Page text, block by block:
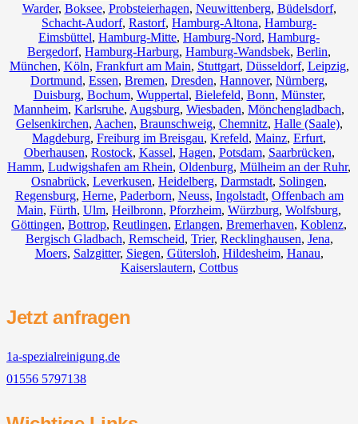
Warder, Boksee, Probsteierhagen, Neuwittenberg, Büdelsdorf,
Schacht-Audorf, Rastorf, Hamburg-Altona, Hamburg-
Eimsbüttel, Hamburg-Mitte, Hamburg-Nord, Hamburg-
Bergedorf, Hamburg-Harburg, Hamburg-Wandsbek, Berlin,
München, Köln, Frankfurt am Main, Stuttgart, Düsseldorf, Leipzig,
Dortmund, Essen, Bremen, Dresden, Hannover, Nürnberg,
Duisburg, Bochum, Wuppertal, Bielefeld, Bonn, Münster,
Mannheim, Karlsruhe, Augsburg, Wiesbaden, Mönchengladbach,
Gelsenkirchen, Aachen, Braunschweig, Chemnitz⁠, Halle (Saale),
Magdeburg, Freiburg im Breisgau, Krefeld, Mainz, Erfurt,
Oberhausen, Rostock, Kassel, Hagen, Potsdam, Saarbrücken,
Hamm, Ludwigshafen am Rhein, Oldenburg, Mülheim an der Ruhr,
Osnabrück, Leverkusen, Heidelberg, Darmstadt, Solingen,
Regensburg, Herne, Paderborn, Neuss, Ingolstadt, Offenbach am
Main, Fürth, Ulm, Heilbronn, Pforzheim, Würzburg, Wolfsburg,
Göttingen, Bottrop, Reutlingen, Erlangen, Bremerhaven, Koblenz,
Bergisch Gladbach, Remscheid, Trier, Recklinghausen, Jena,
Moers, Salzgitter, Siegen, Gütersloh, Hildesheim, Hanau,
Kaiserslautern, Cottbus
Jetzt anfragen
1a-spezialreinigung.de
01556 5797138